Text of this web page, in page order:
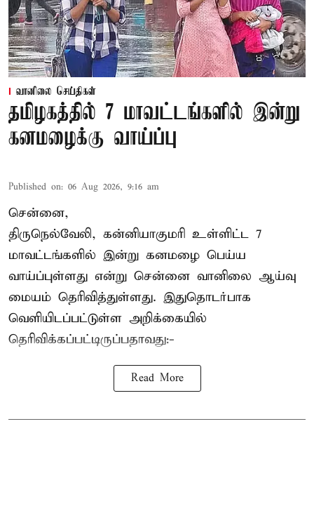
வானிலை செய்திகள்
தமிழகத்தில் 7 மாவட்டங்களில் இன்று
கனமழைக்கு வாய்ப்பு
Published on: 06 Aug 2026, 9:16 am
சென்னை,
திருநெல்வேலி, கன்னியாகுமரி உள்ளிட்ட 7
மாவட்டங்களில் இன்று கனமழை பெய்ய
வாய்ப்புள்ளது என்று சென்னை வானிலை ஆய்வு
மையம் தெரிவித்துள்ளது. இதுதொடர்பாக
வெளியிடப்பட்டுள்ள அறிக்கையில்
தெரிவிக்கப்பட்டிருப்பதாவது:-
Read More